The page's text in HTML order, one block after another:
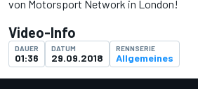
von Motorsport Network in London!
Video-Info
DAUER
01:36
DATUM
29.09.2018
RENNSERIE
Allgemeines